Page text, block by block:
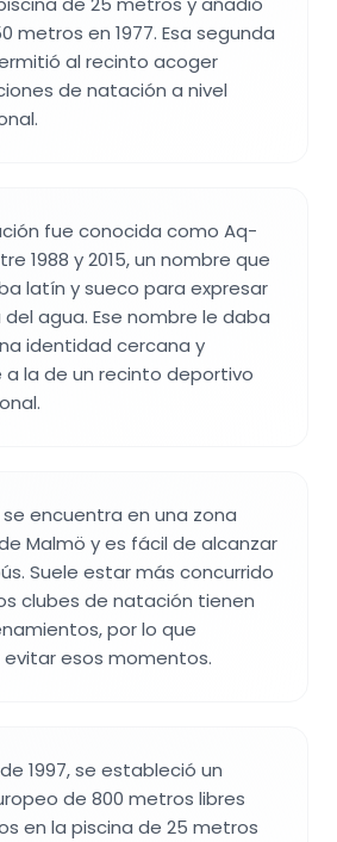
metros en 1977. Esa segunda
al recinto acoger
de natación a nivel
fue conocida como Aq-
1988 y 2015, un nombre que
latín y sueco para expresar
agua. Ese nombre le daba
identidad cercana y
la de un recinto deportivo
se encuentra en una zona
Malmö y es fácil de alcanzar
Suele estar más concurrido
clubes de natación tienen
por lo que
evitar esos momentos.
1997, se estableció un
de 800 metros libres
en la piscina de 25 metros